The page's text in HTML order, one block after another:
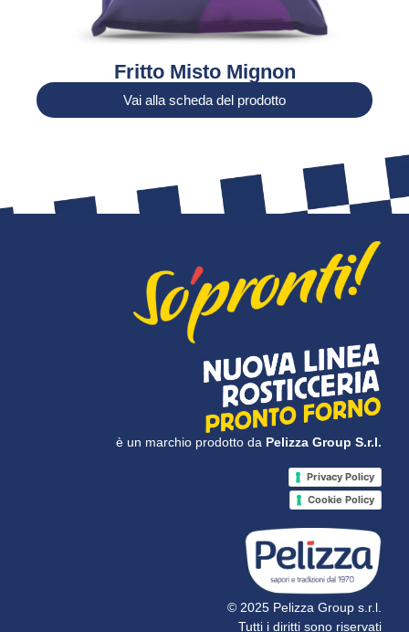
Fritto Misto Mignon
Vai alla scheda del prodotto
è un marchio prodotto da Pelizza Group S.r.l.
Privacy Policy
Cookie Policy
© 2025 Pelizza Group s.r.l.
Tutti i diritti sono riservati